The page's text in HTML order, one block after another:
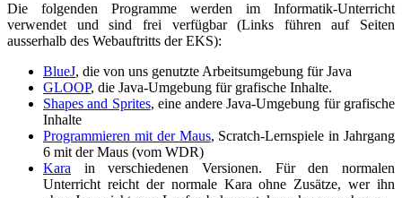
Die folgenden Programme werden im Informatik-Unterricht
verwendet und sind frei verfügbar (Links führen auf Seiten
ausserhalb des Webauftritts der EKS):
BlueJ, die von uns genutzte Arbeitsumgebung für Java
GLOOP, die Java-Umgebung für grafische Inhalte.
Shapes and Sprites, eine andere Java-Umgebung für grafische
Inhalte
Programmieren mit der Maus, Scratch-Lernspiele in Jahrgang
6 mit der Maus (vom WDR)
Kara in verschiedenen Versionen. Für den normalen
Unterricht reicht der normale Kara ohne Zusätze, wer ihn